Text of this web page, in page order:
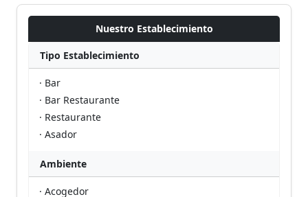
Nuestro Establecimiento
Tipo Establecimiento
· Bar
· Bar Restaurante
· Restaurante
· Asador
Ambiente
· Acogedor